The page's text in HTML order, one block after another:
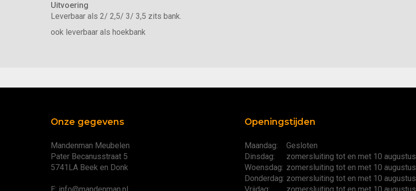
Uitvoering
Leverbaar als 2/ 2,5/ 3/ 3,5 zits bank.
ook leverbaar als hoekbank
Onze gegevens
Mandenman Meubelen
Pater Becanusstraat 5
5741LA Beek en Donk
E: info@mandenman.nl
Openingstijden
Maandag:
Gesloten
Dinsdag:
zomersluiting tot en met 10 augustus
Woensdag: zomersluiting tot en met 10 augustus
Donderdag: zomersluiting tot en met 10 augustus
Vrijdag:
zomersluiting tot en met 10 augustus